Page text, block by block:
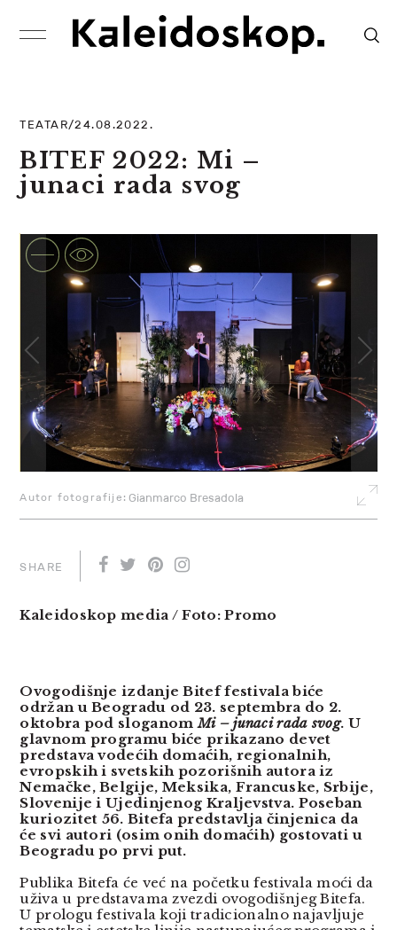
TEATAR/24.08.2022.
BITEF 2022: Mi –
junaci rada svog
Gianmarco Bresadola
Autor fotografije:
SHARE
Kaleidoskop media / Foto: Promo
Ovogodišnje izdanje Bitef festivala biće
održan u Beogradu od 23. septembra do 2.
oktobra pod sloganom Mi – junaci rada svog. U
glavnom programu biće prikazano devet
predstava vodećih domaćih, regionalnih,
evropskih i svetskih pozorišnih autora iz
Nemačke, Belgije, Meksika, Francuske, Srbije,
Slovenije i Ujedinjenog Kraljevstva. Poseban
kuriozitet 56. Bitefa predstavlja činjenica da
će svi autori (osim onih domaćih) gostovati u
Beogradu po prvi put.
Publika Bitefa će već na početku festivala moći da
uživa u predstavama zvezdi ovogodišnjeg Bitefa.
U prologu festivala koji tradicionalno najavljuje